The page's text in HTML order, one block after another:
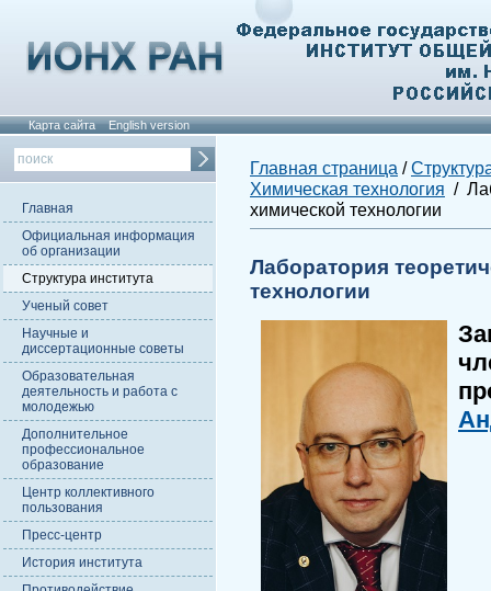
Карта сайта English version
Главная
Официальная информация
об организации
Структура института
Ученый совет
Научные и
диссертационные советы
Образовательная
деятельность и работа с
молодежью
Дополнительное
профессиональное
образование
Центр коллективного
пользования
Пресс-центр
История института
Главная страница /
Химическая технология /
химической технологии
Лаборатория
технологии